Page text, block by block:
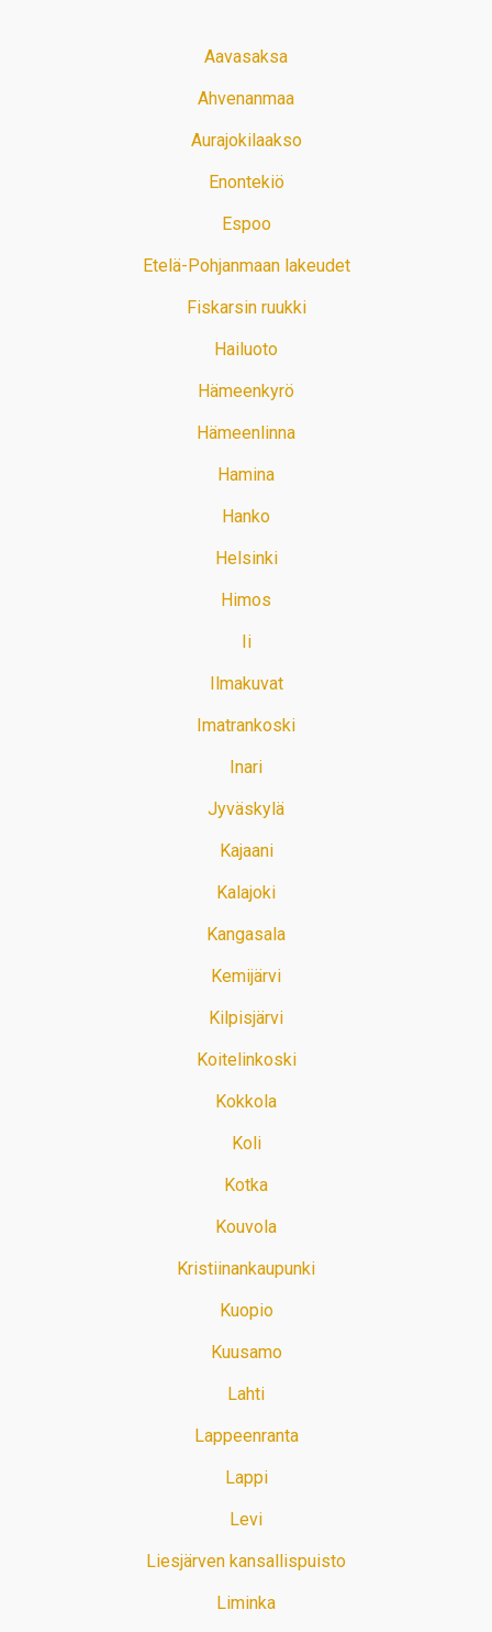
Aavasaksa
Ahvenanmaa
Aurajokilaakso
Enontekiö
Espoo
Etelä-Pohjanmaan lakeudet
Fiskarsin ruukki
Hailuoto
Hämeenkyrö
Hämeenlinna
Hamina
Hanko
Helsinki
Himos
Ii
Ilmakuvat
Imatrankoski
Inari
Jyväskylä
Kajaani
Kalajoki
Kangasala
Kemijärvi
Kilpisjärvi
Koitelinkoski
Kokkola
Koli
Kotka
Kouvola
Kristiinankaupunki
Kuopio
Kuusamo
Lahti
Lappeenranta
Lappi
Levi
Liesjärven kansallispuisto
Liminka